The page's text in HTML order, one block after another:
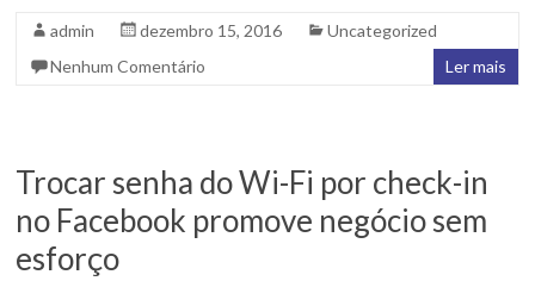
admin dezembro 15, 2016
Uncategorized
Nenhum Comentário
Ler mais
Trocar senha do Wi-Fi por check-in
no Facebook promove negócio sem
esforço